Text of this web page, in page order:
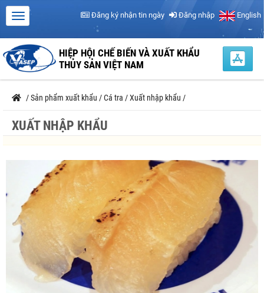
Đăng ký nhận tin ngày Đăng nhập English
HIỆP HỘI CHẾ BIẾN VÀ XUẤT KHẨU
THỦY SẢN VIỆT NAM
/Sản phẩm xuất khẩu /Cá tra /Xuất nhập khẩu /
XUẤT NHẬP KHẨU